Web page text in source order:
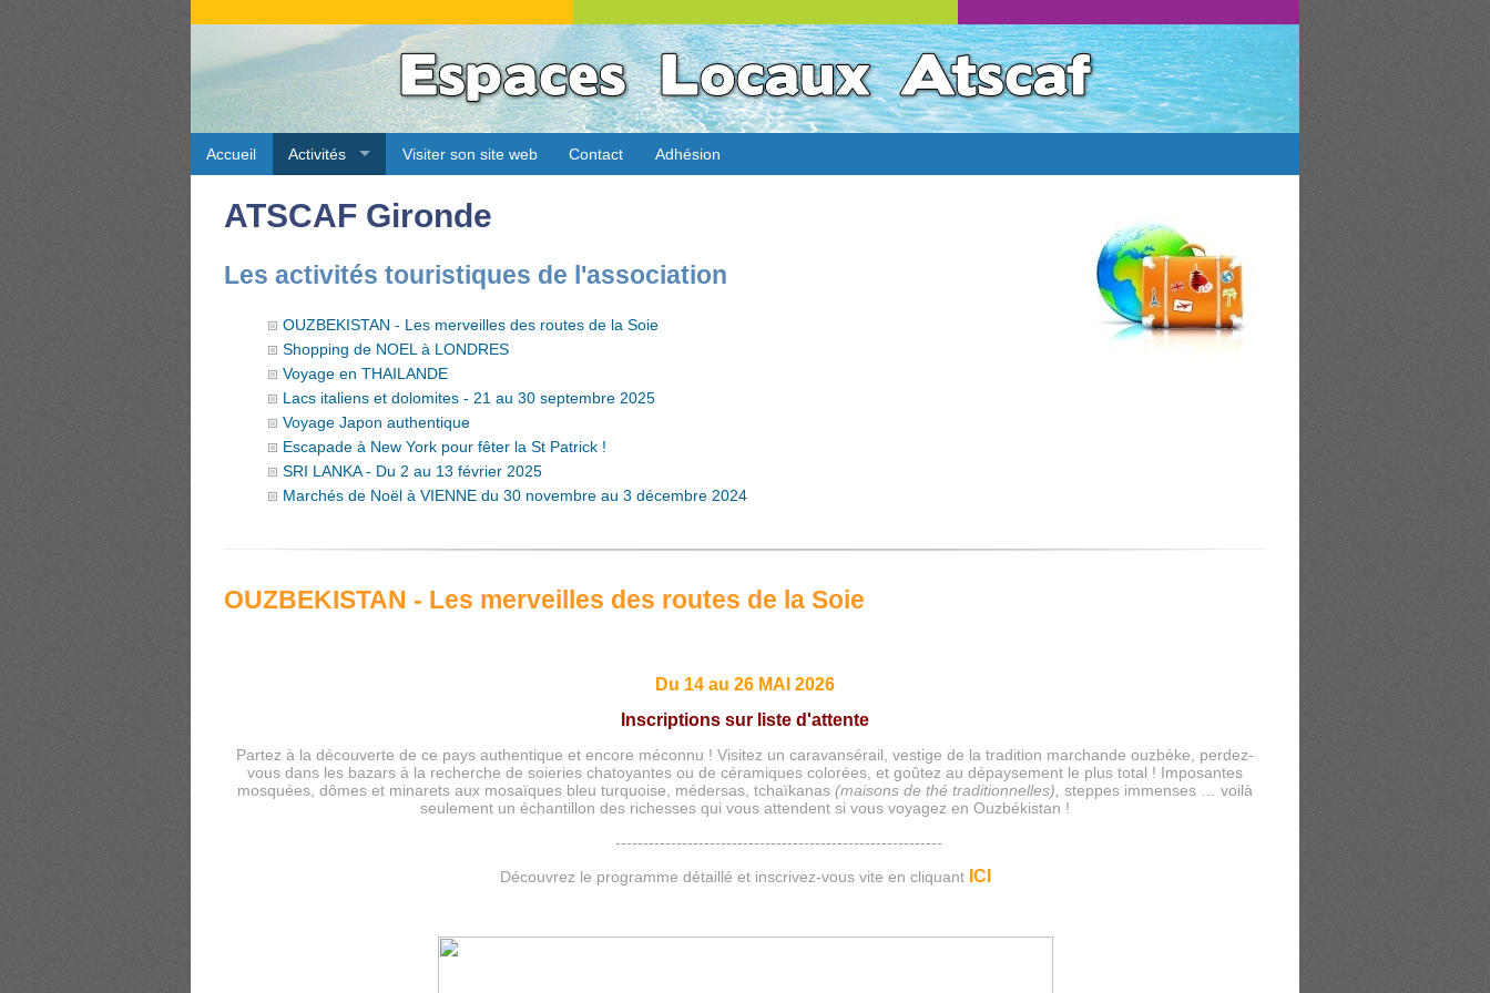
Accueil Activités Visiter son site web Contact Adhésion
ATSCAF Gironde
Les activités touristiques de l'association
OUZBEKISTAN - Les merveilles des routes de la Soie
Shopping de NOEL à LONDRES
Voyage en THAILANDE
Lacs italiens et dolomites - 21 au 30 septembre 2025
Voyage Japon authentique
Escapade à New York pour fêter la St Patrick !
SRI LANKA - Du 2 au 13 février 2025
Marchés de Noël à VIENNE du 30 novembre au 3 décembre 2024
OUZBEKISTAN - Les merveilles des routes de la Soie
Du 14 au 26 MAI 2026
Inscriptions sur liste d'attente
Partez à la découverte de ce pays authentique et encore méconnu ! Visitez un caravansérail, vestige de la tradition marchande ouzbèke, perdez-
vous dans les bazars à la recherche de soieries chatoyantes ou de céramiques colorées, et goûtez au dépaysement le plus total ! Imposantes
mosquées, dômes et minarets aux mosaïques bleu turquoise, médersas, tchaïkanas (maisons de thé traditionnelles), steppes immenses … voilà
seulement un échantillon des richesses qui vous attendent si vous voyagez en Ouzbékistan !
-----------------------------------------------------------
Découvrez le programme détaillé et inscrivez-vous vite en cliquant ICI